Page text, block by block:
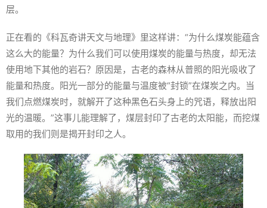
层。
正在看的《科瓦奇讲天文与地理》里这样讲：“为什么煤炭能蕴含
这么大的能量？为什么我们可以使用煤炭的能量与热度，却无法
使用地下其他的岩石？原因是，古老的森林从普照的阳光吸收了
能量和热度。阳光一部分的能量与温度被“封锁”在煤炭之内。当
我们点燃煤炭时，就解开了这种黑色石头身上的咒语，释放出阳
光的温暖。”这事儿能理解了，煤层封印了古老的太阳能，而挖煤
取用的我们则是揭开封印之人。